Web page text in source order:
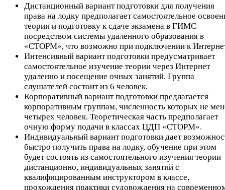
Дистанционный вариант подготовки для получения
права на лодку предполагает самостоятельное
теории и подготовку к сдаче экзамена в ГИМС
посредством системы удаленного образования в
«СТОРМ», что возможно при подключении к
Интенсивный вариант подготовки предусматривает
самостоятельное изучение теории через Интернет
удаленно и посещение очных занятий. Группа
слушателей состоит из 6 человек.
Корпоративный вариант подготовки предлагается
корпоративным группам, численность которых не
четырех человек. Теоретическая часть предполагает
очную форму подачи в классах ЦДП «СТОРМ».
Индивидуальный вариант подготовки дает
быстро получить права на лодку, обучение при этом
будет состоять из самостоятельного изучения теории
дистанционно, индивидуальных занятий с
квалифицированным инструктором в классе,
прохождения практики судовождения на